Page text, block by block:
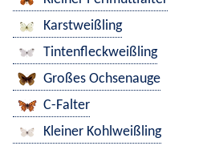
Karstweißling
Tintenfleckweißling
Großes Ochsenauge
C-Falter
Kleiner Kohlweißling